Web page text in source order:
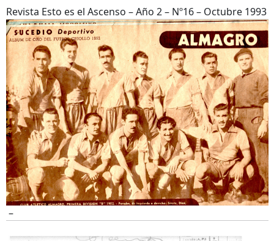
Revista Esto es el Ascenso – Año 2 – Nº16 – Octubre 1993
–